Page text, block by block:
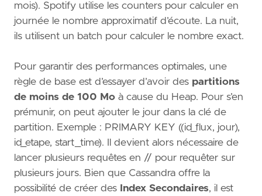
mois). Spotify utilise les counters pour calculer en
journée le nombre approximatif d’écoute. La nuit,
ils utilisent un batch pour calculer le nombre exact.
Pour garantir des performances optimales, une
règle de base est d’essayer d’avoir des partitions
de moins de 100 Mo à cause du Heap. Pour s’en
prémunir, on peut ajouter le jour dans la clé de
partition. Exemple : PRIMARY KEY ((id_flux, jour),
id_etape, start_time). Il devient alors nécessaire de
lancer plusieurs requêtes en // pour requêter sur
plusieurs jours. Bien que Cassandra offre la
possibilité de créer des
Index Secondaires, il est